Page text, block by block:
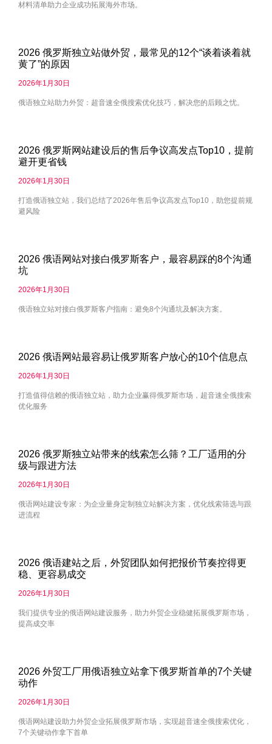
材料清单助力企业成功拓展海外市场。
2026 俄罗斯独立站做外贸，最常见的12个“谈着谈着就
黄了”的原因
2026年1月30日
俄语独立站助力外贸：超音速全俄搜索优化技巧，解决您的后顾之忧。
2026 俄罗斯网站建设后的售后争议高发点Top10，提前
避开更省钱
2026年1月30日
打造俄语独立站，我们总结了2026年售后争议高发点Top10，助您提前规
避风险
2026 俄语网站对接白俄罗斯客户，最容易踩的8个沟通
坑
2026年1月30日
俄语独立站对接白俄罗斯客户指南：避免8个沟通坑及解决方案。
2026 俄语网站最容易让俄罗斯客户放心的10个信息点
2026年1月30日
打造值得信赖的俄语独立站，助力企业赢得俄罗斯市场，超音速全俄搜索
优化服务
2026 俄罗斯独立站带来的线索怎么筛？工厂适用的分
级与跟进方法
2026年1月30日
俄语网站建设专家：为企业量身定制独立站解决方案，优化线索筛选与跟
进流程
2026 俄语建站之后，外贸团队如何把报价节奏控得更
稳、更容易成交
2026年1月30日
我们提供专业的俄语网站建设服务，助力外贸企业稳健拓展俄罗斯市场，
提高成交率
2026 外贸工厂用俄语独立站拿下俄罗斯首单的7个关键
动作
2026年1月30日
俄语网站建设助力外贸企业拓展俄罗斯市场，实现超音速全俄搜索优化，
7个关键动作拿下首单